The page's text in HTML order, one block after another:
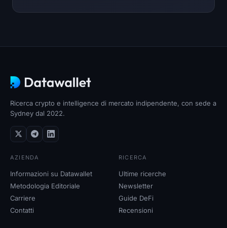
Ricerca crypto e intelligence di mercato indipendente, con sede a
Sydney dal 2022.
AZIENDA
Informazioni su Datawallet
Metodologia Editoriale
Carriere
Contatti
RICERCA
Ultime ricerche
Newsletter
Guide DeFi
Recensioni